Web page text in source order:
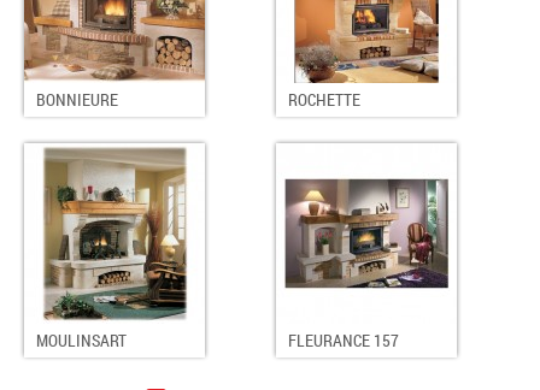
BONNIEURE ROCHETTE
MOULINSART FLEURANCE 157